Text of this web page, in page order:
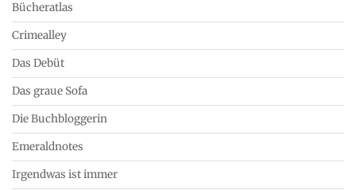
Bücheratlas
Crimealley
Das Debüt
Das graue Sofa
Die Buchbloggerin
Emeraldnotes
Irgendwas ist immer